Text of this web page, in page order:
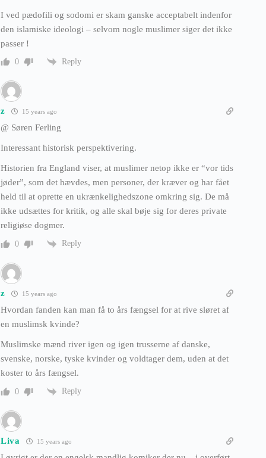
I ved pædofili og sodomi er skam ganske acceptabelt indenfor
den islamiske ideologi – selvom nogle muslimer siger det ikke
passer !
0 Reply
z 15 years ago
@ Søren Ferling
Interessant historisk perspektivering.
Historien fra England viser, at muslimer netop ikke er “vor tids
jøder”, som det hævdes, men personer, der kræver og har fået
held til at oprette en ukrænkelighedszone omkring sig. De må
ikke udsættes for kritik, og alle skal bøje sig for deres private
religiøse dogmer.
0 Reply
z 15 years ago
Hvordan fanden kan man få to års fængsel for at rive sløret af
en muslimsk kvinde?
Muslimske mænd river igen og igen trusserne af danske,
svenske, norske, tyske kvinder og voldtager dem, uden at det
koster to års fængsel.
0 Reply
Liva 15 years ago